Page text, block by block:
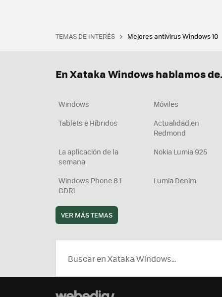
TEMAS DE INTERÉS Mejores antivirus Windows 10
En Xataka Windows hablamos
Windows Móviles
Tablets e Híbridos
Actualidad en
Redmond
La aplicación de la
semana
Nokia Lumia 925
Windows Phone 8.1
GDR1
Lumia Denim
VER MÁS TEMAS